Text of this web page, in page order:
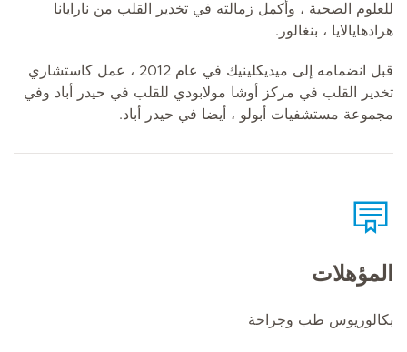
للعلوم الصحية ، وأكمل زمالته في تخدير القلب من نارايانا
هرادهايالايا ، بنغالور.
قبل انضمامه إلى ميديكلينيك في عام 2012 ، عمل كاستشاري
تخدير القلب في مركز أوشا مولابودي للقلب في حيدر أباد وفي
مجموعة مستشفيات أبولو ، أيضا في حيدر أباد.
المؤهلات
بكالوريوس طب وجراحة